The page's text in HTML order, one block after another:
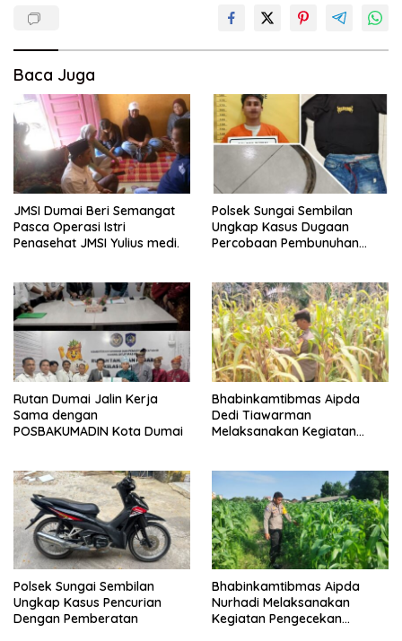
Baca Juga
JMSI Dumai Beri Semangat
Pasca Operasi Istri
Penasehat JMSI Yulius medi.
Polsek Sungai Sembilan
Ungkap Kasus Dugaan
Percobaan Pembunuhan
Rutan Dumai Jalin Kerja
Sama dengan
POSBAKUMADIN Kota Dumai
Bhabinkamtibmas Aipda
Dedi Tiawarman
Melaksanakan Kegiatan
Polsek Sungai Sembilan
Ungkap Kasus Pencurian
Dengan Pemberatan
Bhabinkamtibmas Aipda
Nurhadi Melaksanakan
Kegiatan Pengecekan